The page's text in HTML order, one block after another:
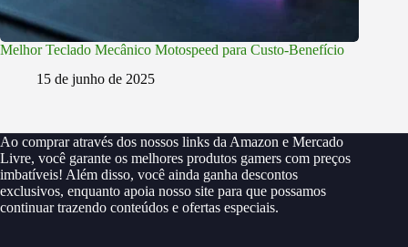
Melhor Teclado Mecânico Motospeed para Custo-Benefício
15 de junho de 2025
Ao comprar através dos nossos links da Amazon e Mercado
Livre, você garante os melhores produtos gamers com preços
imbatíveis! Além disso, você ainda ganha descontos
exclusivos, enquanto apoia nosso site para que possamos
continuar trazendo conteúdos e ofertas especiais.